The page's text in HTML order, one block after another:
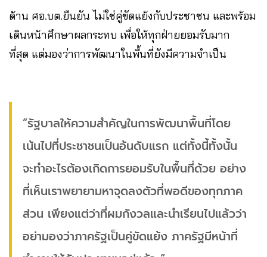
ด้าน ศอ.บต.ยืนยัน ไม่ใช่คู่ขัดแย้งกับประชาชน และพร้อม
เดินหน้าศึกษาผลกระทบ เพื่อให้ทุกฝ่ายยอมรับมาก
ที่สุด แต่มองว่าการพัฒนาในพื้นที่ยังมีความจำเป็น
“รัฐบาลให้ความสำคัญในการพัฒนาพื้นที่โดย
เน้นไปที่ประชาชนเป็นอ้นดับแรก แต่ทั้งนี้ทั้งนั้น
จะทำอะไรต้องเกิดการยอมรับในพื้นที่ด้วย อย่าง
ที่เห็นเราพยายามหาจุดลงตัวที่พอดีของทุกภาค
ส่วน เพียงแต่ว่าที่ผมกังวลและนำเรียนไปแล้วว่า
อย่ามองว่าภาครัฐเป็นคู่ขัดแย้ง ภาครัฐมีหน้าที่